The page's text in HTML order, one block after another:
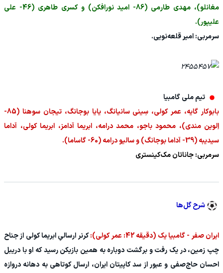
مغانلو)، مهدی طارمی (86- امید نورافکن) و کسری طاهری (46- علی
علیپور).
سرمربی: امیر قلعه‌نویی.
تیم ملی گامبیا
بابوکار گایه، عمر کولی، سِینی سانیانگ، یایا بوجانگ، تیجان سوهنا (85-
اِلوین مندی)، محمود باجو، محمد درامه، ابریما آدامز، ابریما کولی، آداما
سیدیبه (39- آداما بوجانگ) و سالیو درامه (60- گاساما).
سرمربی: جاناتان مک‌کینستری
شرح گل‌ها
ایران صفر - گامبیا یک (دقیقه 42: عمر کولی):
کرنر ارسالیِ ابریما کولی از جناح
چپ زمین، در یک رفت و برگشت دوباره به همین بازیکن رسید که او با دریبل
احسان حاج‌صفی و عبور از سد کاپیتان ایران، ارسال کوتاهی به دهانه دروازه